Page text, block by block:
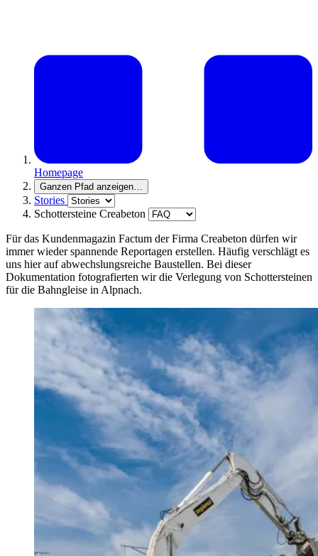
Homepage
Ganzen Pfad anzeigen…
Stories
Schottersteine Creabeton
Für das Kundenmagazin Factum der Firma Creabeton dürfen wir
immer wieder spannende Reportagen erstellen. Häufig verschlägt es
uns hier auf abwechslungsreiche Baustellen. Bei dieser
Dokumentation fotografierten wir die Verlegung von Schottersteinen
für die Bahngleise in Alpnach.